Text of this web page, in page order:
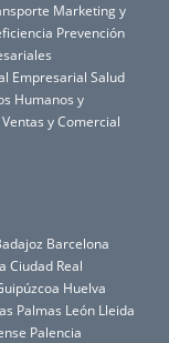
Marketing y
Prevención
Empresarial Salud
Humanos y
Ventas y Comercial
Barcelona
Ciudad Real
Huelva
Palmas León Lleida
Palencia